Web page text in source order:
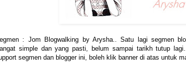
: Jom Blogwalking by Arysha.. Satu lagi segmen
simple dan yang pasti, belum sampai tarikh tutup
segmen dan blogger ini, boleh klik banner di atas untuk